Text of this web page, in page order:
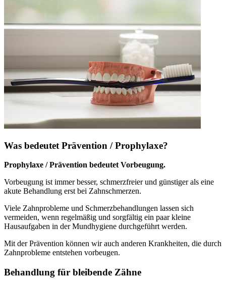
Was bedeutet Prävention / Prophylaxe?
Prophylaxe / Prävention bedeutet Vorbeugung.
Vorbeugung ist immer besser, schmerzfreier und günstiger als eine
akute Behandlung erst bei Zahnschmerzen.
Viele Zahnprobleme und Schmerzbehandlungen lassen sich
vermeiden, wenn regelmäßig und sorgfältig ein paar kleine
Hausaufgaben in der Mundhygiene durchgeführt werden.
Mit der Prävention können wir auch anderen Krankheiten, die durch
Zahnprobleme entstehen vorbeugen.
Behandlung für bleibende Zähne